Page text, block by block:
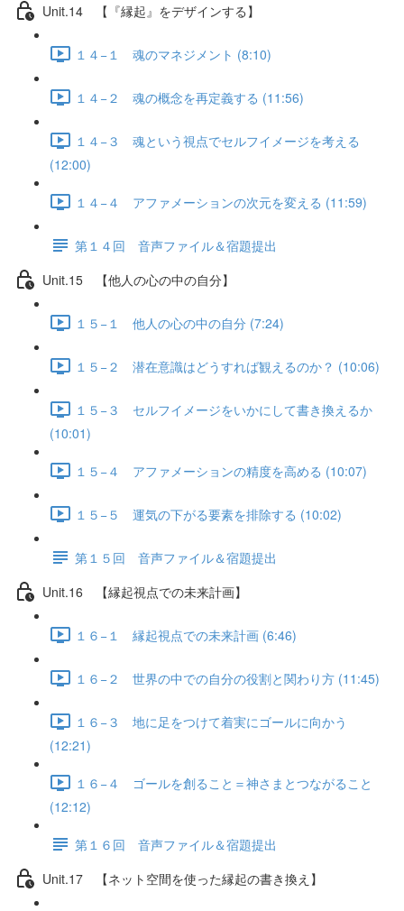
Unit.14 【『縁起』をデザインする】
１４−１ 魂のマネジメント (8:10)
１４−２ 魂の概念を再定義する (11:56)
１４−３ 魂という視点でセルフイメージを考える
(12:00)
１４−４ アファメーションの次元を変える (11:59)
第１４回 音声ファイル＆宿題提出
Unit.15 【他人の心の中の自分】
１５−１ 他人の心の中の自分 (7:24)
１５−２ 潜在意識はどうすれば観えるのか？ (10:06)
１５−３ セルフイメージをいかにして書き換えるか
(10:01)
１５−４ アファメーションの精度を高める (10:07)
１５−５ 運気の下がる要素を排除する (10:02)
第１５回 音声ファイル＆宿題提出
Unit.16 【縁起視点での未来計画】
１６−１ 縁起視点での未来計画 (6:46)
１６−２ 世界の中での自分の役割と関わり方 (11:45)
１６−３ 地に足をつけて着実にゴールに向かう
(12:21)
１６−４ ゴールを創ること＝神さまとつながること
(12:12)
第１６回 音声ファイル＆宿題提出
Unit.17 【ネット空間を使った縁起の書き換え】